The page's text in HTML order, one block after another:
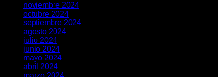
noviembre 2024
octubre 2024
septiembre 2024
agosto 2024
julio 2024
junio 2024
mayo 2024
abril 2024
marzo 2024